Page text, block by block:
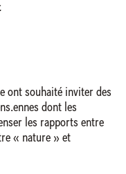
ont souhaité inviter des
dont les
les rapports entre
« nature » et